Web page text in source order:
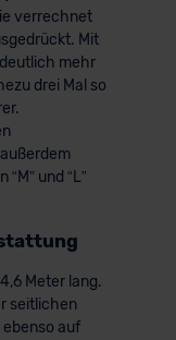
verrechnet
Mit
mehr
drei Mal so
und “L”
Meter lang.
seitlichen
auf